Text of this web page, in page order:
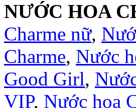
NƯỚC HOA
Charme nữ,
Charme, Nước
Good Girl,
VIP, Nước hoa